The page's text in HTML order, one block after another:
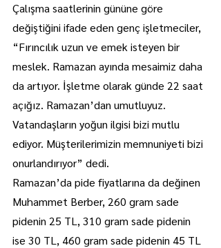
Çalışma saatlerinin gününe göre
değiştiğini ifade eden genç işletmeciler,
“Fırıncılık uzun ve emek isteyen bir
meslek. Ramazan ayında mesaimiz daha
da artıyor. İşletme olarak günde 22 saat
açığız. Ramazan’dan umutluyuz.
Vatandaşların yoğun ilgisi bizi mutlu
ediyor. Müşterilerimizin memnuniyeti bizi
onurlandırıyor” dedi.
Ramazan’da pide fiyatlarına da değinen
Muhammet Berber, 260 gram sade
pidenin 25 TL, 310 gram sade pidenin
ise 30 TL, 460 gram sade pidenin 45 TL